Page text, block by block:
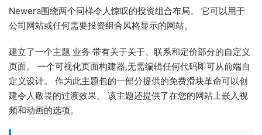
Newera围绕两个同样令人惊叹的投资组合布局。 它可以用于
公司网站或任何需要投资组合风格显示的网站。
建立了一个主题 业务 带有关于关于、联系和定价部分的自定义
页面。 一个可视化页面构建器,无需编辑任何代码即可从前端自
定义设计。 作为此主题包的一部分提供的免费滑块革命可以创
建令人敬畏的过渡效果。 该主题还提供了在您的网站上嵌入视
频和动画的选项。